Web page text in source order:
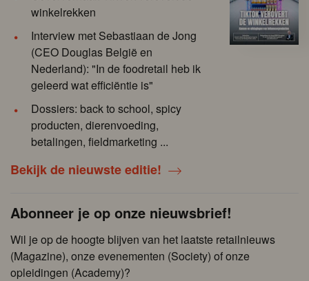
winkelrekken
Interview met Sebastiaan de Jong
(CEO Douglas België en
Nederland): "In de foodretail heb ik
geleerd wat efficiëntie is"
Dossiers: back to school, spicy
producten, dierenvoeding,
betalingen, fieldmarketing ...
Bekijk de nieuwste editie!
Abonneer je op onze nieuwsbrief!
Wil je op de hoogte blijven van het laatste retailnieuws
(Magazine), onze evenementen (Society) of onze
opleidingen (Academy)?